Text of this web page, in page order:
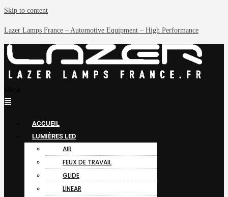
Skip to content
Lazer Lamps France – Automotive Equipment – High Performance
ACCUEIL
LUMIÈRES LED
AIR
FEUX DE TRAVAIL
GLIDE
LINEAR